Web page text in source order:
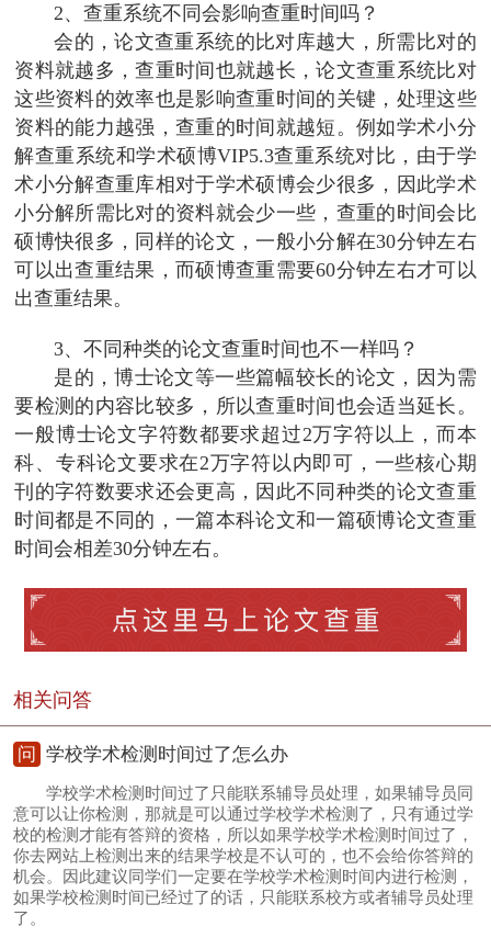
2、查重系统不同会影响查重时间吗？
会的，论文查重系统的比对库越大，所需比对的
资料就越多，查重时间也就越长，论文查重系统比对
这些资料的效率也是影响查重时间的关键，处理这些
资料的能力越强，查重的时间就越短。例如学术小分
解查重系统和学术硕博VIP5.3查重系统对比，由于学
术小分解查重库相对于学术硕博会少很多，因此学术
小分解所需比对的资料就会少一些，查重的时间会比
硕博快很多，同样的论文，一般小分解在30分钟左右
可以出查重结果，而硕博查重需要60分钟左右才可以
出查重结果。
3、不同种类的论文查重时间也不一样吗？
是的，博士论文等一些篇幅较长的论文，因为需
要检测的内容比较多，所以查重时间也会适当延长。
一般博士论文字符数都要求超过2万字符以上，而本
科、专科论文要求在2万字符以内即可，一些核心期
刊的字符数要求还会更高，因此不同种类的论文查重
时间都是不同的，一篇本科论文和一篇硕博论文查重
时间会相差30分钟左右。
相关问答
问 学校学术检测时间过了怎么办
学校学术检测时间过了只能联系辅导员处理，如果辅导员同
意可以让你检测，那就是可以通过学校学术检测了，只有通过学
校的检测才能有答辩的资格，所以如果学校学术检测时间过了，
你去网站上检测出来的结果学校是不认可的，也不会给你答辩的
机会。因此建议同学们一定要在学校学术检测时间内进行检测，
如果学校检测时间已经过了的话，只能联系校方或者辅导员处理
了。